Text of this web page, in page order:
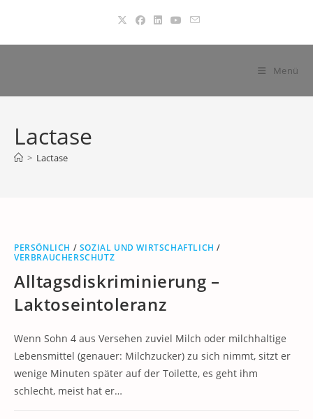
springen
Menü
Lactase
> Lactase
PERSÖNLICH / SOZIAL UND WIRTSCHAFTLICH /
VERBRAUCHERSCHUTZ
Alltagsdiskriminierung –
Laktoseintoleranz
Wenn Sohn 4 aus Versehen zuviel Milch oder milchhaltige
Lebensmittel (genauer: Milchzucker) zu sich nimmt, sitzt er
wenige Minuten später auf der Toilette, es geht ihm
schlecht, meist hat er…